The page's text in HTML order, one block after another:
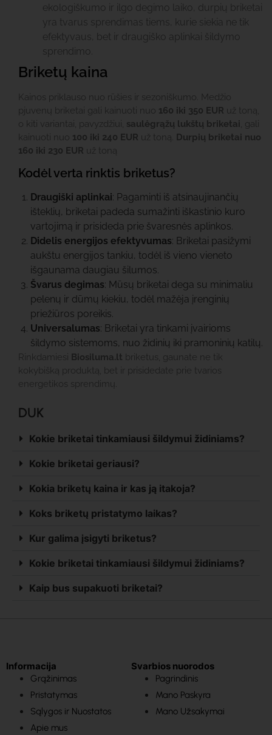
ekologiškumo ir ilgo degimo laiko, durpių briketai
yra tvarus sprendimas tiems, kurie siekia ne tik
efektyvaus, bet ir draugiško aplinkai šildymo
sprendimo.
Briketų kaina
Kainos priklauso nuo rūšies ir sezoniškumo. Medžio
pjuvenų briketai gali kainuoti nuo 160 iki 350 EUR už toną,
o kiti variantai, pavyzdžiui, saulėgrąžų lukštų briketai , gali
kainuoti nuo 100 iki 240 EUR už toną. Durpių briketai nuo
160 iki 230 EUR už toną
Kodėl verta rinktis briketus?
Draugiški aplinkai: Pagaminti iš atsinaujinančių
išteklių, briketai padeda sumažinti iškastinio kuro
vartojimą ir prisideda prie švaresnės aplinkos.
Didelis energijos efektyvumas: Briketai pasižymi
aukštu energijos tankiu, todėl iš vieno vieneto
išgaunama daugiau šilumos.
Švarus degimas: Mūsų briketai dega su minimaliu
pelenų ir dūmų kiekiu, todėl mažėja įrenginių
priežiūros poreikis.
Universalumas: Briketai yra tinkami įvairioms
šildymo sistemoms, nuo židinių iki pramoninių katilų.
Rinkdamiesi Biosiluma.lt briketus, gaunate ne tik
kokybišką produktą, bet ir prisidedate prie tvarios
energetikos sprendimų.
DUK
Kokie briketai tinkamiausi šildymui židiniams?
Kokie briketai geriausi?
Kokia briketų kaina ir kas ją itakoja?
Koks briketų pristatymo laikas?
Kur galima įsigyti briketus?
Kokie briketai tinkamiausi šildymui židiniams?
Kaip bus supakuoti briketai?
Informacija
Grąžinimas
Pristatymas
Sąlygos ir Nuostatos
Apie mus
Svarbios nuorodos
Pagrindinis
Mano Paskyra
Mano Užsakymai